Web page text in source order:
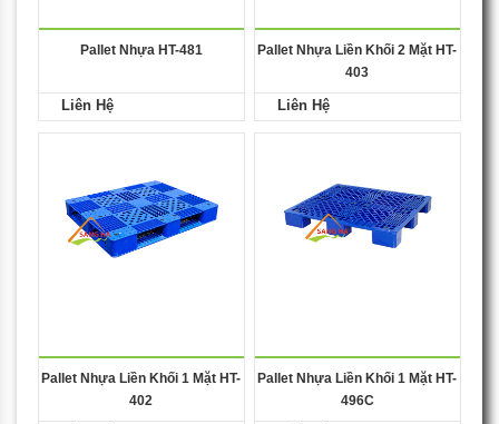
Pallet Nhựa HT-481
Liên Hệ
Pallet Nhựa Liền Khối 2 Mặt HT-
403
Liên Hệ
Pallet Nhựa Liền Khối 1 Mặt HT-
402
Pallet Nhựa Liền Khối 1 Mặt HT-
496C